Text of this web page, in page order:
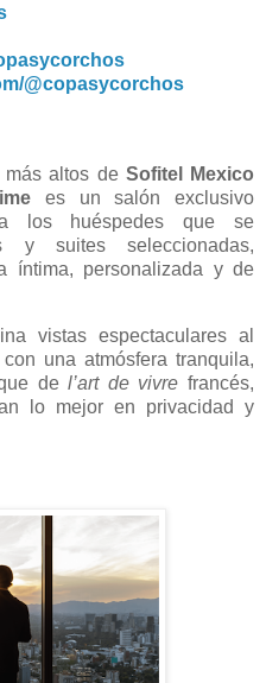
@copasycorchos
altos de Sofitel Mexico
es un salón exclusivo
los huéspedes que se
y suites seleccionadas,
íntima, personalizada y de
vistas espectaculares al
con una atmósfera tranquila,
del’art de vivre francés,
lo mejor en privacidad y